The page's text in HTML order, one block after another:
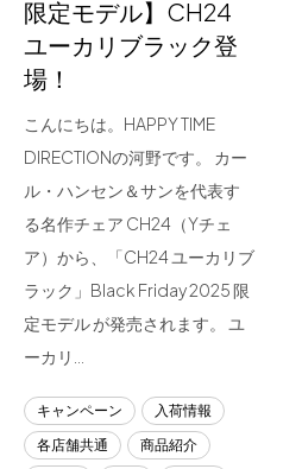
フラッグシップストア
熊本店
Arv
限定モデル】CH24
ユーカリブラック登
場！
こんにちは。HAPPY TIME
DIRECTIONの河野です。 カー
ル・ハンセン＆サンを代表す
る名作チェア CH24（Yチェ
ア）から、「CH24 ユーカリブ
ラック」Black Friday 2025 限
定モデル が発売されます。 ユ
ーカリ…
キャンペーン
入荷情報
各店舗共通
商品紹介